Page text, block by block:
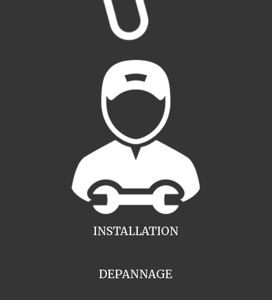
INSTALLATION
DEPANNAGE